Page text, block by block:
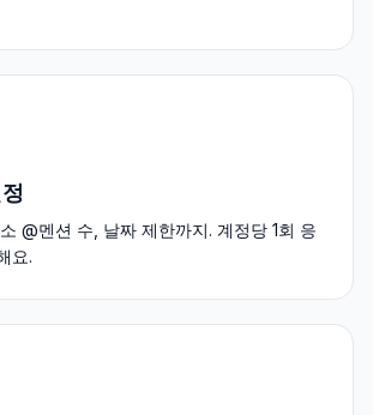
@멘션 수, 날짜 제한까지. 계정당 1회 응
요.